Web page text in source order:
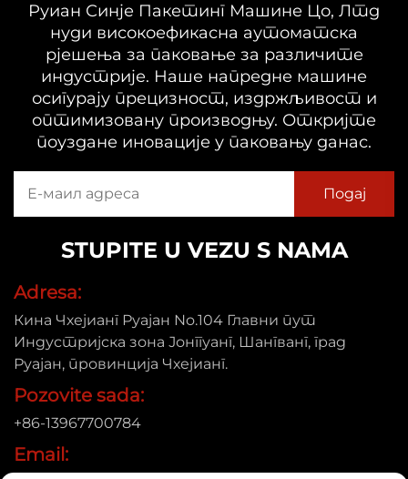
Руиан Синје Пакетинг Машине Цо, Лтд
нуди високоефикасна аутоматска
рјешења за паковање за различите
индустрије. Наше напредне машине
осигурају прецизност, издржљивост и
оптимизовану производњу. Откријте
поуздане иновације у паковању данас.
STUPITE U VEZU S NAMA
Adresa:
Кина Чхејианг Руајан No.104 Главни пут
Индустријска зона Јонггуанг, Шангванг, град
Руајан, провинција Чхејианг.
Pozovite sada:
+86-13967700784
Email: